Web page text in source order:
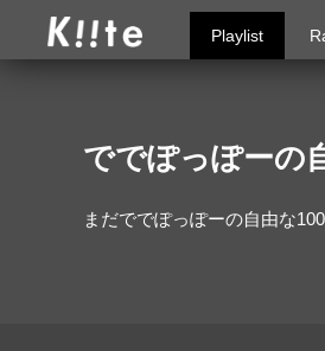
Playlist
ででぽっぽーの
まだででぽっぽーの自由な